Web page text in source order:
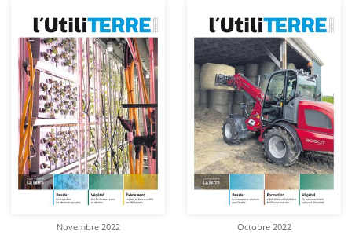
Novembre 2022 Octobre 2022